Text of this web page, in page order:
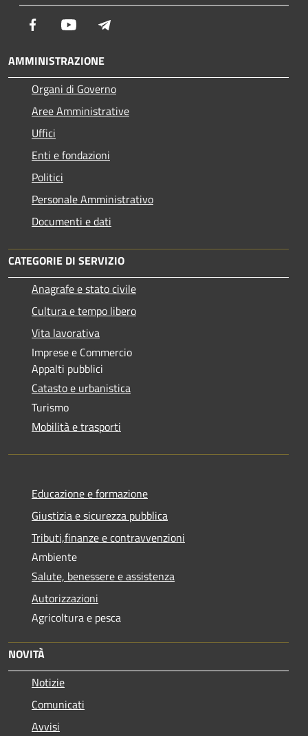
Facebook Youtube
AMMINISTRAZIONE
Organi di Governo
Aree Amministrative
Uffici
Enti e fondazioni
Politici
Personale Amministrativo
Documenti e dati
CATEGORIE DI SERVIZIO
Anagrafe e stato civile
Cultura e tempo libero
Vita lavorativa
Imprese e Commercio
Appalti pubblici
Catasto e urbanistica
Turismo
Mobilità e trasporti
Educazione e formazione
Giustizia e sicurezza pubblica
Tributi,finanze e contravvenzioni
Ambiente
Salute, benessere e assistenza
Autorizzazioni
Agricoltura e pesca
NOVITÀ
Notizie
Comunicati
Avvisi